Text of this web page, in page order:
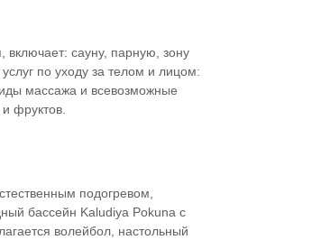
сауну, парную, зону
по уходу за телом и лицом:
массажа и всевозможные
фруктов.
подогревом,
бассейн Kaludiya Pokuna с
волейбол, настольный